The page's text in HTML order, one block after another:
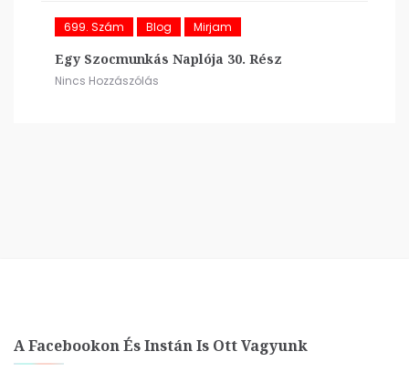
699. Szám Blog Mirjam
Egy Szocmunkás Naplója 30. Rész
Nincs Hozzászólás
A Facebookon És Instán Is Ott Vagyunk